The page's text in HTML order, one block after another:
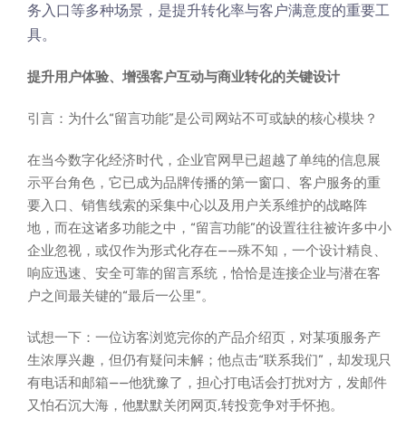
务入口等多种场景，是提升转化率与客户满意度的重要工
具。
提升用户体验、增强客户互动与商业转化的关键设计
引言：为什么“留言功能”是公司网站不可或缺的核心模块？
在当今数字化经济时代，企业官网早已超越了单纯的信息展
示平台角色，它已成为品牌传播的第一窗口、客户服务的重
要入口、销售线索的采集中心以及用户关系维护的战略阵
地，而在这诸多功能之中，“留言功能”的设置往往被许多中小
企业忽视，或仅作为形式化存在——殊不知，一个设计精良、
响应迅速、安全可靠的留言系统，恰恰是连接企业与潜在客
户之间最关键的“最后一公里”。
试想一下：一位访客浏览完你的产品介绍页，对某项服务产
生浓厚兴趣，但仍有疑问未解；他点击“联系我们”，却发现只
有电话和邮箱——他犹豫了，担心打电话会打扰对方，发邮件
又怕石沉大海，他默默关闭网页,转投竞争对手怀抱。